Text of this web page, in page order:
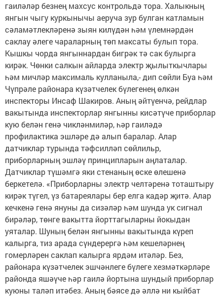
гаиләләр безнең махсус контрольдә тора. Халыкның
янгын чыгу куркынычы аеруча зур булган катламын
сәламәтлекләренә зыян килүдән һәм үлемнәрдән
саклау әлеге чараларның төп максаты булып тора.
Кышкы чорда янгыннардан бигрәк тә сак булырга
кирәк. Чөнки салкын айларда электр җылыткычлары
һәм мичләр максималь кулланыла,- дип сөйли Буа һәм
Чүпрәле районара күзәтчелек бүлегенең өлкән
инспекторы Инсаф Шакиров. Аның әйтүенчә, рейдлар
вакытында инспекторлар янгынны кисәтүче приборлар
кую белән генә чикләнмиләр, һәр гаиләдә
профилактика эшләре дә алып баралар. Алар
датчиклар турында тәфсилләп сөйлильр,
приборларның эшләү принципларын аңлаталар.
Датчиклар түшәмгә яки стенаның өске өлешенә
беркетелә. «Приборларны электр челтәренә тоташтыру
кирәк түгел, үз батареялары бер елга кадәр җитә. Алар
кечкенә генә януны да сизәләр һәм шунда ук сигнал
бирәләр, төнге вакытта йорттагыларны йокыдан
уяталар. Шуның белән янгынны вакытында күреп
калырга, тиз арада сүндерергә һәм кешеләрнең
гомерләрен саклап калырга ярдәм итәләр. Без,
районара күзәтчелек эшчәнлеге бүлеге хезмәткәрләре
районда яшәүче һәр гаилә йортына шундый приборлар
куюны таләп итәбез. Аның бәясе дә әллә ни кыйбат